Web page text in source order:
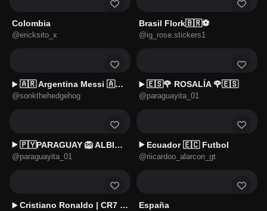
Colombia
@ericksito_x
Brasil Flork🇧🇷⚽
@ig_rose.stickers1
▶️ 🇦🇷 Argentina Messi 🇦🇷⚽
@sonkthehedgehog
▶️ 🇪🇸🌹 ROSALÍA 🌹🇪🇸
@paraguayita_01
▶️ 🇵🇾PARAGUAY 🦁 ALBIRROJA🇵🇾
@paraguayita_01
▶️ Ecuador 🇪🇨 Futbol
@riicardoo_alarcon_gt
▶️ Cristiano Ronaldo | CR7 🇵🇹 España